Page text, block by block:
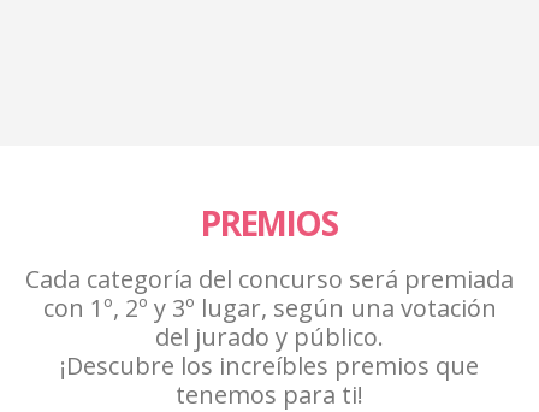
PREMIOS
Cada categoría del concurso será premiada
con 1º, 2º y 3º lugar, según una votación
del jurado y público.
¡Descubre los increíbles premios que
tenemos para ti!